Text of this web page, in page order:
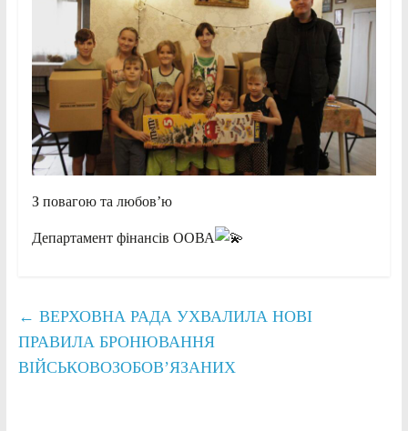
З повагою та любов’ю
Департамент фінансів ООВА
← ВЕРХОВНА РАДА УХВАЛИЛА НОВІ
ПРАВИЛА БРОНЮВАННЯ
ВІЙСЬКОВОЗОБОВ’ЯЗАНИХ